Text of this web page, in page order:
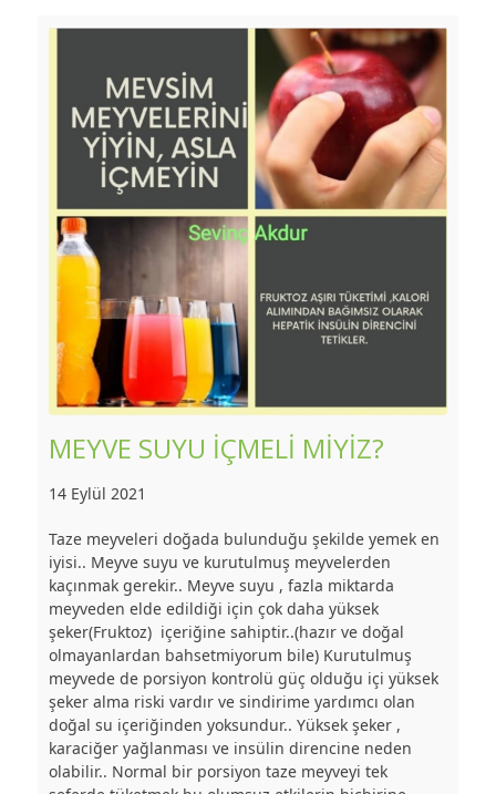
MEYVE SUYU İÇMELİ MİYİZ?
14 Eylül 2021
Taze meyveleri doğada bulunduğu şekilde yemek en
iyisi.. Meyve suyu ve kurutulmuş meyvelerden
kaçınmak gerekir.. Meyve suyu , fazla miktarda
meyveden elde edildiği için çok daha yüksek
şeker(Fruktoz) içeriğine sahiptir..(hazır ve doğal
olmayanlardan bahsetmiyorum bile) Kurutulmuş
meyvede de porsiyon kontrolü güç olduğu içi yüksek
şeker alma riski vardır ve sindirime yardımcı olan
doğal su içeriğinden yoksundur.. Yüksek şeker ,
karaciğer yağlanması ve insülin direncine neden
olabilir.. Normal bir porsiyon taze meyveyi tek